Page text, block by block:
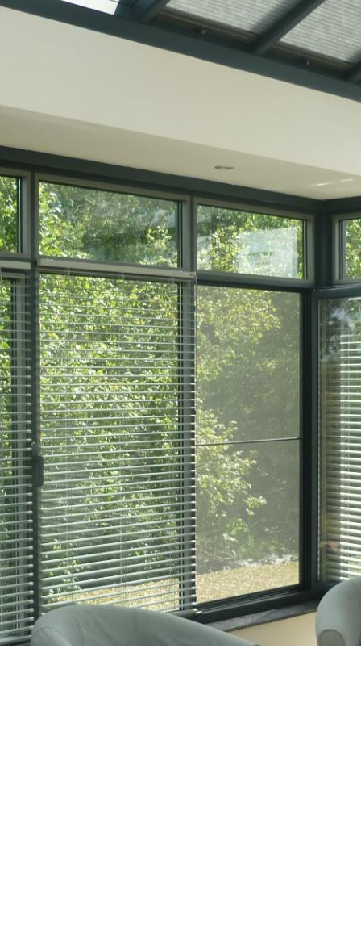
AIMÉ ?
Confiez nous votre
projet.
Une entreprise régionale, c’est la garantie d’un juste prix, de
la fiabilité de la main d’oeuvre locale et de services
compétents.
DEMANDEZ UN DEVIS GRATUIT !